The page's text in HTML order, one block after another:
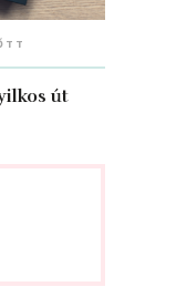
​út